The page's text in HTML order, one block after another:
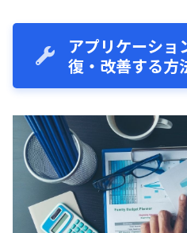
アプリケーショ
復・改善する方